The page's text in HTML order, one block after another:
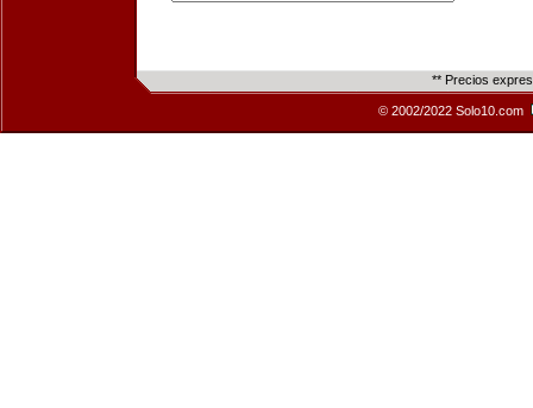
** Precios
© 2002/2022 Solo10.com